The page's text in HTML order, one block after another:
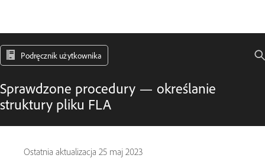
Podręcznik użytkownika
Sprawdzone procedury — określanie
struktury pliku FLA
Ostatnia aktualizacja 25 maj 2023